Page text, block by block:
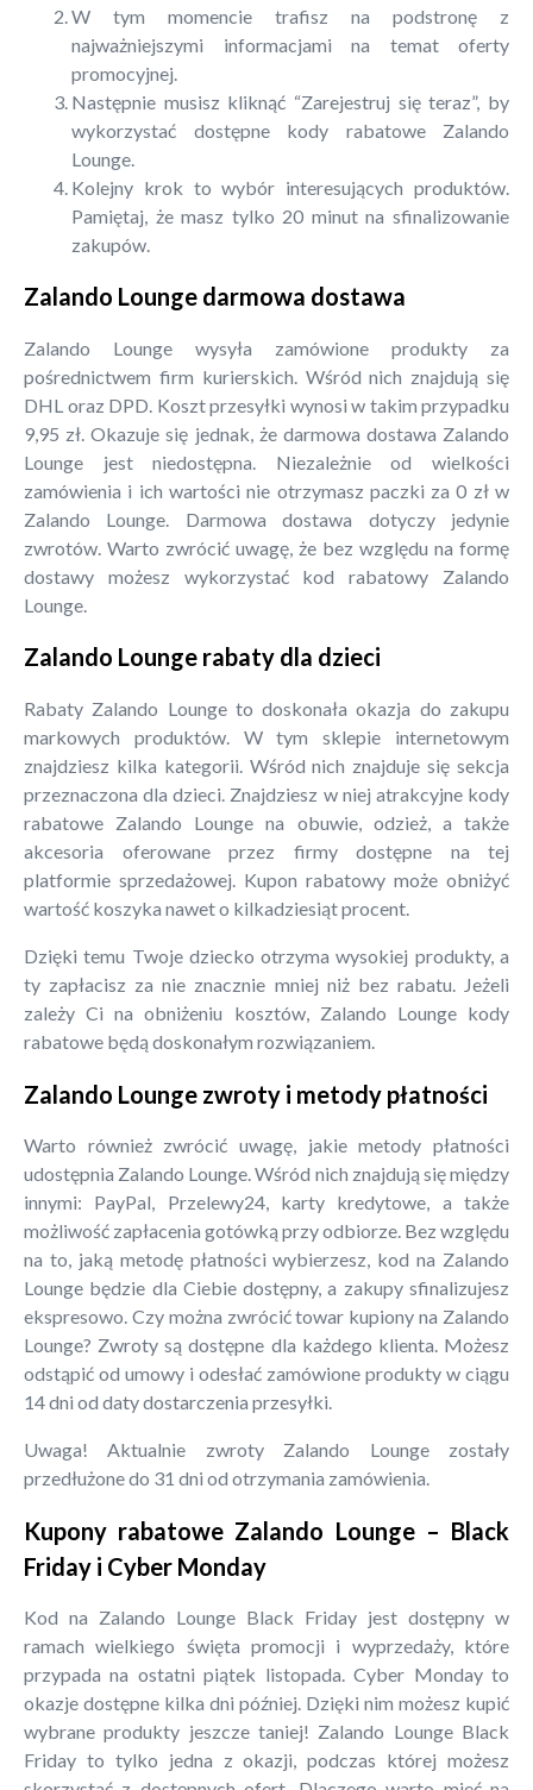
W tym momencie trafisz na podstronę z
najważniejszymi informacjami na temat oferty
promocyjnej.
Następnie musisz kliknąć “Zarejestruj się teraz”, by
wykorzystać dostępne kody rabatowe Zalando
Lounge.
Kolejny krok to wybór interesujących produktów.
Pamiętaj, że masz tylko 20 minut na sfinalizowanie
zakupów.
Zalando Lounge darmowa dostawa
Zalando Lounge wysyła zamówione produkty za
pośrednictwem firm kurierskich. Wśród nich znajdują się
DHL oraz DPD. Koszt przesyłki wynosi w takim przypadku
9,95 zł. Okazuje się jednak, że darmowa dostawa Zalando
Lounge jest niedostępna. Niezależnie od wielkości
zamówienia i ich wartości nie otrzymasz paczki za 0 zł w
Zalando Lounge. Darmowa dostawa dotyczy jedynie
zwrotów. Warto zwrócić uwagę, że bez względu na formę
dostawy możesz wykorzystać kod rabatowy Zalando
Lounge.
Zalando Lounge rabaty dla dzieci
Rabaty Zalando Lounge to doskonała okazja do zakupu
markowych produktów. W tym sklepie internetowym
znajdziesz kilka kategorii. Wśród nich znajduje się sekcja
przeznaczona dla dzieci. Znajdziesz w niej atrakcyjne kody
rabatowe Zalando Lounge na obuwie, odzież, a także
akcesoria oferowane przez firmy dostępne na tej
platformie sprzedażowej. Kupon rabatowy może obniżyć
wartość koszyka nawet o kilkadziesiąt procent.
Dzięki temu Twoje dziecko otrzyma wysokiej produkty, a
ty zapłacisz za nie znacznie mniej niż bez rabatu. Jeżeli
zależy Ci na obniżeniu kosztów, Zalando Lounge kody
rabatowe będą doskonałym rozwiązaniem.
Zalando Lounge zwroty i metody płatności
Warto również zwrócić uwagę, jakie metody płatności
udostępnia Zalando Lounge. Wśród nich znajdują się między
innymi: PayPal, Przelewy24, karty kredytowe, a także
możliwość zapłacenia gotówką przy odbiorze. Bez względu
na to, jaką metodę płatności wybierzesz, kod na Zalando
Lounge będzie dla Ciebie dostępny, a zakupy sfinalizujesz
ekspresowo. Czy można zwrócić towar kupiony na Zalando
Lounge? Zwroty są dostępne dla każdego klienta. Możesz
odstąpić od umowy i odesłać zamówione produkty w ciągu
14 dni od daty dostarczenia przesyłki.
Uwaga! Aktualnie zwroty Zalando Lounge zostały
przedłużone do 31 dni od otrzymania zamówienia.
Kupony rabatowe Zalando Lounge – Black
Friday i Cyber Monday
Kod na Zalando Lounge Black Friday jest dostępny w
ramach wielkiego święta promocji i wyprzedaży, które
przypada na ostatni piątek listopada. Cyber Monday to
okazje dostępne kilka dni później. Dzięki nim możesz kupić
wybrane produkty jeszcze taniej! Zalando Lounge Black
Friday to tylko jedna z okazji, podczas której możesz